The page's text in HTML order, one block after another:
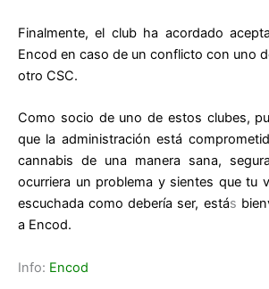
Finalmente, el club ha acordado
Encod en caso de un conflicto con uno
otro CSC.
Como socio de uno de estos clubes,
que la administración está
cannabis de una manera sana,
ocurriera un problema y sientes que tu
escuchada como debería ser, estás
a Encod.
Info: Encod